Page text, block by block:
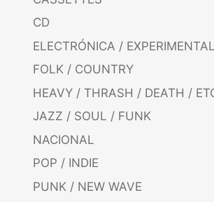
CD
ELECTRÓNICA /
FOLK / COUNTRY
HEAVY / THRASH / DEATH /
JAZZ / SOUL / FUNK
NACIONAL
POP / INDIE
PUNK / NEW WAVE